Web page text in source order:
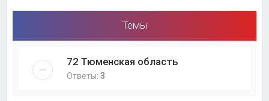
Темы
72 Тюменская область
Ответы:3